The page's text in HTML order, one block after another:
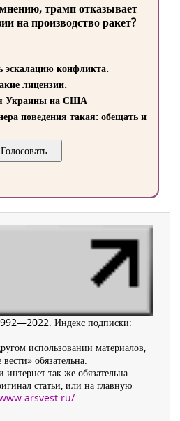
трамп отказывает
на производство ракет?
эскалацию конфликта.
лицензии.
Украины на США
поведения такая: обещать и
Индекс подписки:
использовании материалов,
обязательна.
так же обязательна
статьи, или на главную